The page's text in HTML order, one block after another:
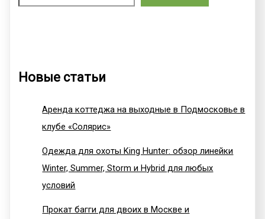
Новые статьи
Аренда коттеджа на выходные в Подмосковье в
клубе «Солярис»
Одежда для охоты King Hunter: обзор линейки
Winter, Summer, Storm и Hybrid для любых
условий
Прокат багги для двоих в Москве и